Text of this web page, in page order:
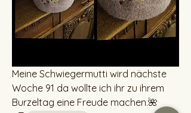
Meine Schwiegermutti wird nächste
Woche 91 da wollte ich ihr zu ihrem
Burzeltag eine Freude machen.🌺